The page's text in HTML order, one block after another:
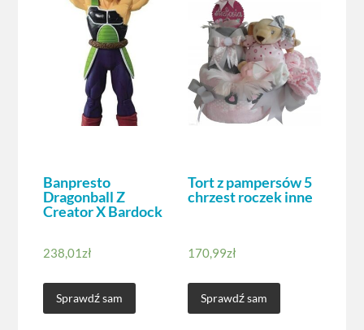
Banpresto
Dragonball Z
Creator X Bardock
238,01zł
Sprawdź sam
Tort z pampersów 5
chrzest roczek inne
170,99zł
Sprawdź sam